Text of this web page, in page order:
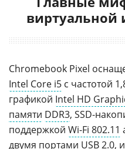
виртуальной
Chromebook Pixel
Intel Core i5 с частотой
графикой Intel HD
памяти DDR3, SSD-
поддержкой Wi-Fi 802.11
двумя портами USB2.0,